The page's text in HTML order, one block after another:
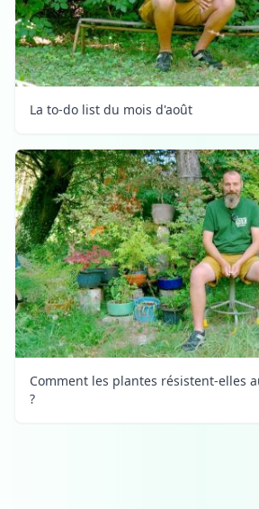
La to-do list du mois d'août
Comment les plantes résistent-elles
?